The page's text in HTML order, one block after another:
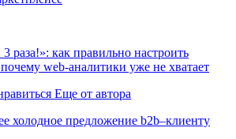
раза!»: как правильно настроить
web-аналитики уже не хватает
Еще от автора
холодное предложение b2b–клиенту